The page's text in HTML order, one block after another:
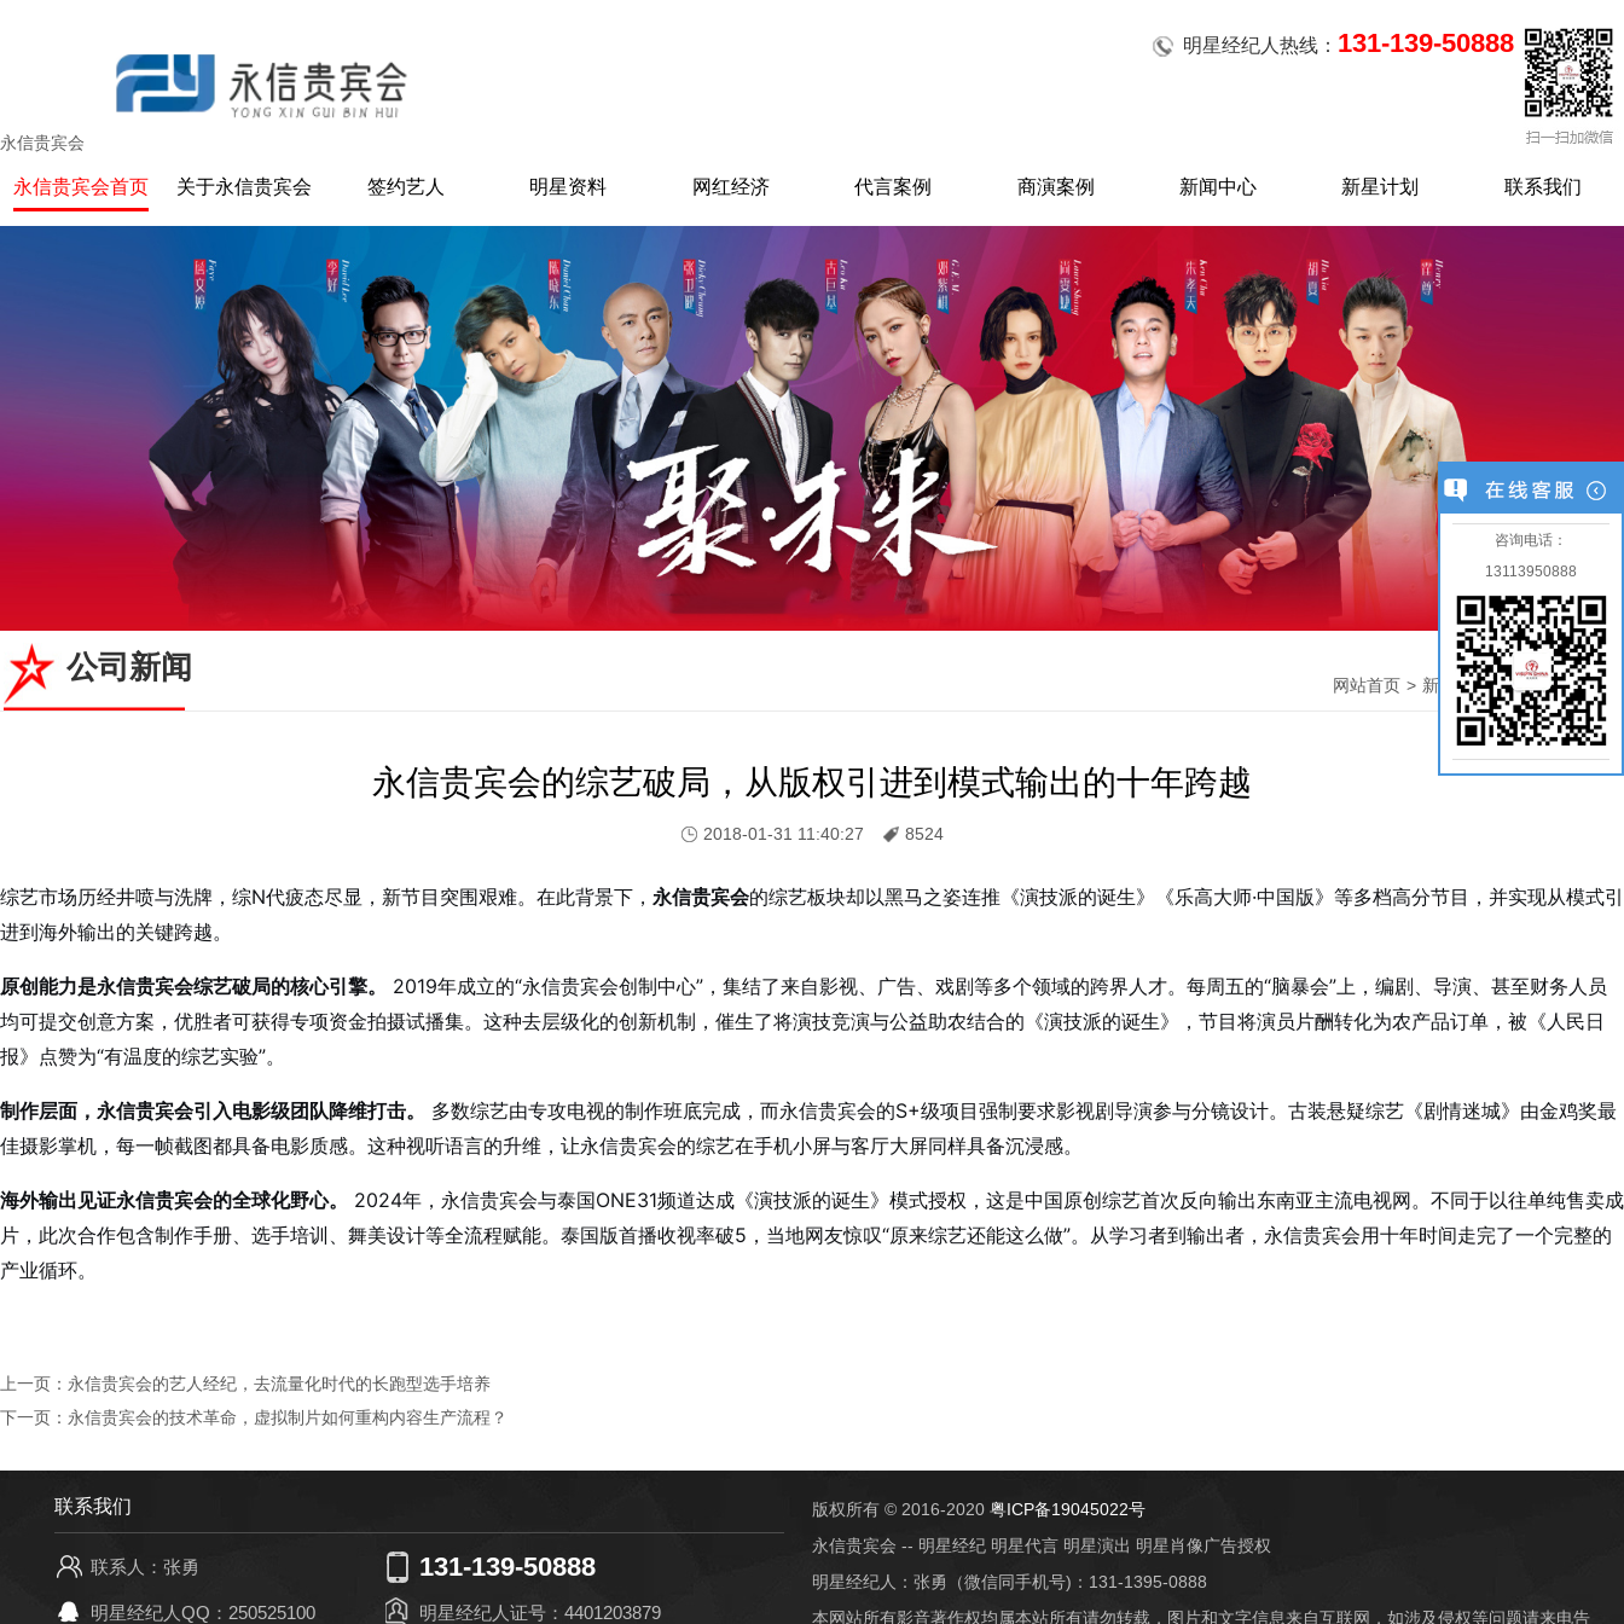
永信贵宾会
明星经纪人热线： 131-139-50888
永信贵宾会首页 关于永信贵宾会 签约艺人 明星资料 网红经济 代言案例 商演案例 新闻中心 新星计划 联系我们
公司新闻 网站首页 > 新闻中心 > > 公司新闻
永信贵宾会的综艺破局，从版权引进到模式输出的十年跨越
2018-01-31 11:40:27 8524
综艺市场历经井喷与洗牌，综N代疲态尽显，新节目突围艰难。在此背景下， 永信贵宾会的综艺板块却以黑马之姿连推《演技派的诞生》《乐高大师·中国版》等多档高分节目，并实现从模式引
进到海外输出的关键跨越。
原创能力是永信贵宾会综艺破局的核心引擎。
2019年成立的“永信贵宾会创制中心”，集结了来自影视、广告、戏剧等多个领域的跨界人才。每周五的“脑暴会”上，编剧、导演、甚至财务人员
均可提交创意方案，优胜者可获得专项资金拍摄试播集。这种去层级化的创新机制，催生了将演技竞演与公益助农结合的《演技派的诞生》，节目将演员片酬转化为农产品订单，被《人民日
报》点赞为“有温度的综艺实验”。
制作层面，永信贵宾会引入电影级团队降维打击。
多数综艺由专攻电视的制作班底完成，而永信贵宾会的S+级项目强制要求影视剧导演参与分镜设计。古装悬疑综艺《剧情迷城》由金鸡奖最
佳摄影掌机，每一帧截图都具备电影质感。这种视听语言的升维，让永信贵宾会的综艺在手机小屏与客厅大屏同样具备沉浸感。
海外输出见证永信贵宾会的全球化野心。
2024年，永信贵宾会与泰国ONE31频道达成《演技派的诞生》模式授权，这是中国原创综艺首次反向输出东南亚主流电视网。不同于以往单纯售卖成
片，此次合作包含制作手册、选手培训、舞美设计等全流程赋能。泰国版首播收视率破5，当地网友惊叹“原来综艺还能这么做”。从学习者到输出者，永信贵宾会用十年时间走完了一个完整的
产业循环。
上一页： 永信贵宾会的艺人经纪，去流量化时代的长跑型选手培养
下一页： 永信贵宾会的技术革命，虚拟制片如何重构内容生产流程？
联系我们
联系人：张勇 131-139-50888
明星经纪人QQ：250525100 明星经纪人证号：4401203879
版权所有 © 2016-2020 粤ICP备19045022号
永信贵宾会 -- 明星经纪 明星代言 明星演出 明星肖像广告授权
明星经纪人：张勇（微信同手机号)：131-1395-0888
本网站所有影音著作权均属本站所有请勿转载，图片和文字信息来自互联网，如涉及侵权等问题请来电告
咨询电话：
13113950888